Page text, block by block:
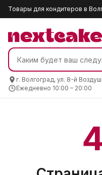
Товары для кондитеров в
г. Волгоград, ул. 8-й
Ежедневно 10:00 – 20:00